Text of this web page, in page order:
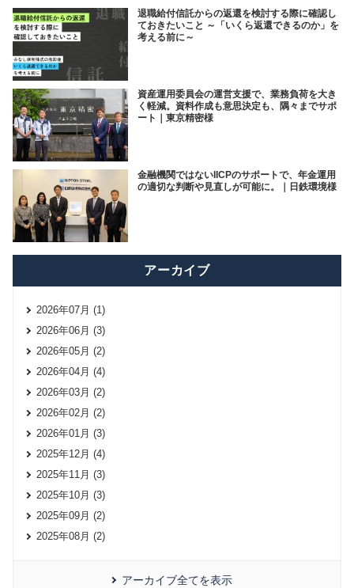
退職給付信託からの返還を検討する際に確認し
ておきたいこと ～「いくら返還できるのか」を
考える前に～
資産運用委員会の運営支援で、業務負荷を大き
く軽減。資料作成も意思決定も、隅々までサポ
ート｜東京精密様
金融機関ではないIICPのサポートで、年金運用
の適切な判断や見直しが可能に。｜日鉄環境様
アーカイブ
2026年07月 (1)
2026年06月 (3)
2026年05月 (2)
2026年04月 (4)
2026年03月 (2)
2026年02月 (2)
2026年01月 (3)
2025年12月 (4)
2025年11月 (3)
2025年10月 (3)
2025年09月 (2)
2025年08月 (2)
アーカイブ全てを表示